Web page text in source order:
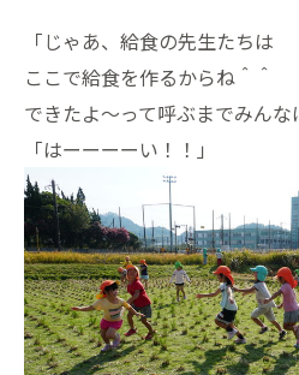
「じゃあ、給食の先生たちは
ここで給食を作るからね＾＾
できたよ～って呼ぶまでみんな
「はーーーーい！！」